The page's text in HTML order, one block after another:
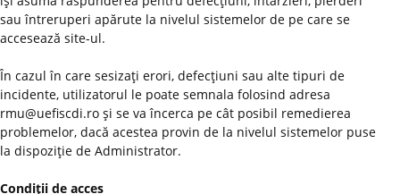
sau întreruperi apărute la nivelul sistemelor de pe care se
accesează site-ul.
În cazul în care sesizaţi erori, defecţiuni sau alte tipuri de
incidente, utilizatorul le poate semnala folosind adresa
rmu@uefiscdi.ro şi se va încerca pe cât posibil remedierea
problemelor, dacă acestea provin de la nivelul sistemelor puse
la dispoziţie de Administrator.
Condiţii de acces